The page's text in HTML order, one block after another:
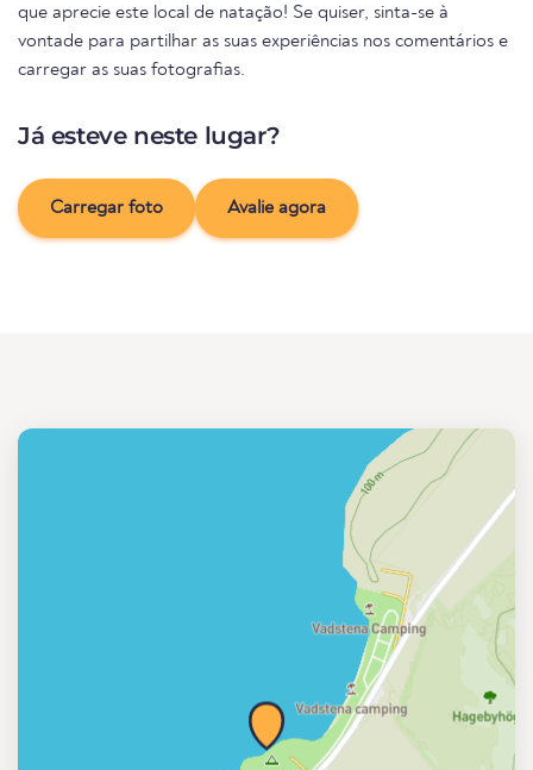
que aprecie este local de natação! Se quiser, sinta-se à
vontade para partilhar as suas experiências nos comentários e
carregar as suas fotografias.
Já esteve neste lugar?
Carregar foto Avalie agora